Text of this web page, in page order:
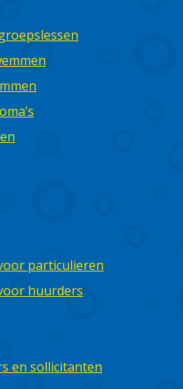
particulieren
huurders
en sollicitanten